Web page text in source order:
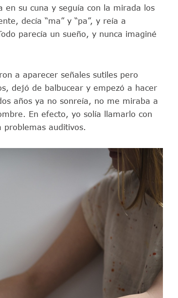
en su cuna y seguía con la mirada los
decía “ma” y “pa”, y reía a
parecía un sueño, y nunca imaginé
a aparecer señales sutiles pero
dejó de balbucear y empezó a hacer
años ya no sonreía, no me miraba a
En efecto, yo solía llamarlo con
auditivos.